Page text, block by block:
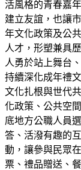
活風格的青春嘉
建立友誼，也讓
年文化政策及公
人才，形塑兼具
人勇於站上舞台
持續深化成年禮
文化扎根與世代
化政策、公共空
底地方公職人員
答、活潑有趣的
動，讓參與民眾
票、禮品贈送、